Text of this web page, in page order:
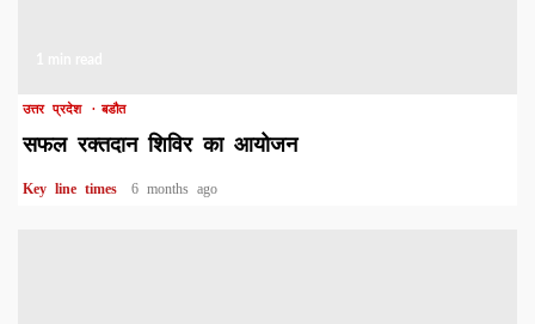
उत्तर प्रदेश बडौत
सफल रक्तदान शिविर का आयोजन
Key line times 6 months ago